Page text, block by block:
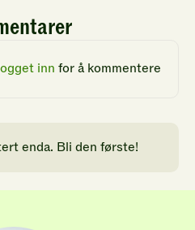
inn for å kommentere
enda. Bli den første!